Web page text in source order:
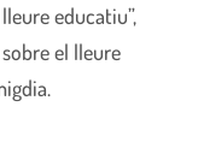
educatiu”,
el lleure